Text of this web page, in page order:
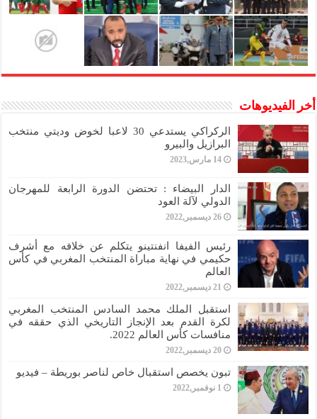
أخر الفيديوهات
الركراكي يستدعي 30 لاعبا لخوض وديتي منتخب
البرازيل والبيرو
14 مارس,2023
الدار البيضاء : تحتضن الدورة الرابعة للمهرجان
الدولي لآلة العود
26 ديسمبر,2022
رئيس الفيفا انفنتينو يتكلم عن خلافه مع أشرف
حكيمي في نهاية مباراة المنتخب المغربي في كأس
العالم
21 ديسمبر,2022
استقبل الملك محمد السادس المنتخب المغربي
لكرة القدم بعد الإنجاز التاريخي الذي حققه في
منافسات كأس العالم 2022.
20 ديسمبر,2022
تبون يخصص استقبال خاص لناصر بوريطة – فيديو
1 نوفمبر,2022